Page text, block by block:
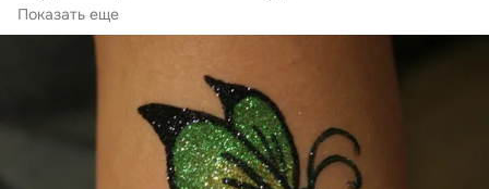
аппликацией...
Показать еще